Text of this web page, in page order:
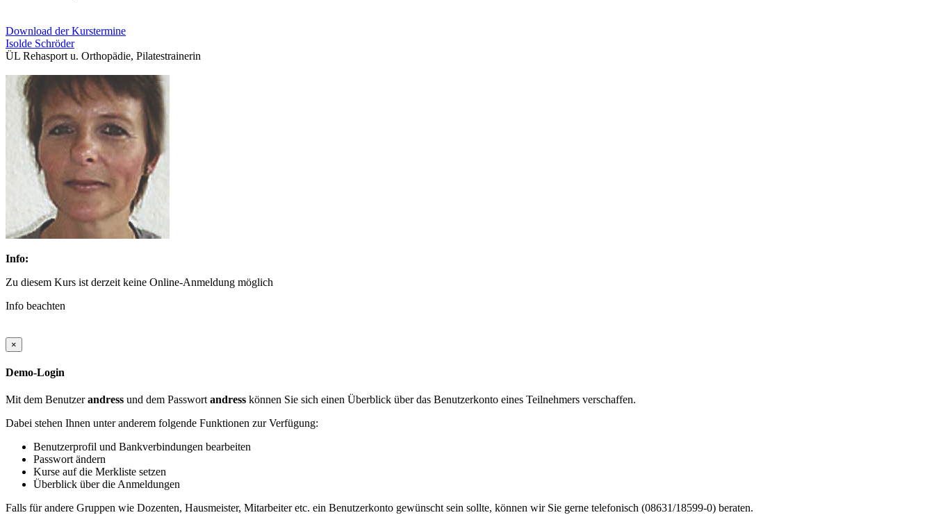
Download der Kurstermine
Isolde Schröder
ÜL Rehasport u. Orthopädie, Pilatestrainerin
Info:
Zu diesem Kurs ist derzeit keine Online-Anmeldung möglich
Info beachten
×
Demo-Login
Mit dem Benutzerandress und dem Passwort andress können Sie sich einen Überblick über das Benutzerkonto eines Teilnehmers verschaffen.
Dabei stehen Ihnen unter anderem folgende Funktionen zur Verfügung:
Benutzerprofil und Bankverbindungen bearbeiten
Passwort ändern
Kurse auf die Merkliste setzen
Überblick über die Anmeldungen
Falls für andere Gruppen wie Dozenten, Hausmeister, Mitarbeiter etc. ein Benutzerkonto gewünscht sein sollte, können wir Sie gerne telefonisch (08631/18599-0) beraten.